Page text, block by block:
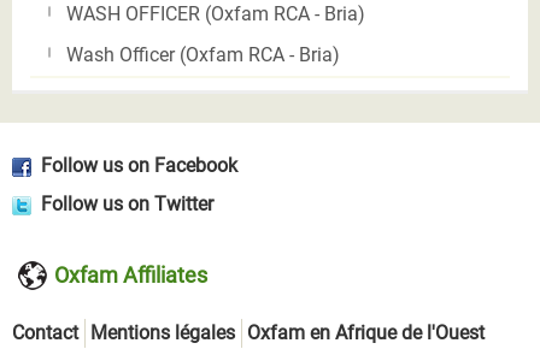
WASH OFFICER (Oxfam RCA - Bria)
Wash Officer (Oxfam RCA - Bria)
Follow us on Facebook
Follow us on Twitter
Oxfam Affiliates
Contact Mentions légales Oxfam en Afrique de l'Ouest